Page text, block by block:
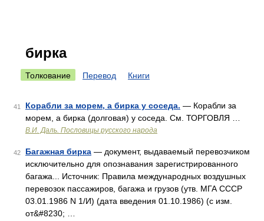
бирка
Толкование Перевод Книги
41 Корабли за морем, а бирка у соседа. — Корабли за
морем, а бирка (долговая) у соседа. См. ТОРГОВЛЯ …
В.И. Даль. Пословицы русского народа
42 Багажная бирка — документ, выдаваемый перевозчиком
исключительно для опознавания зарегистрированного
багажа... Источник: Правила международных воздушных
перевозок пассажиров, багажа и грузов (утв. МГА СССР
03.01.1986 N 1/И) (дата введения 01.10.1986) (с изм.
от&#8230; …